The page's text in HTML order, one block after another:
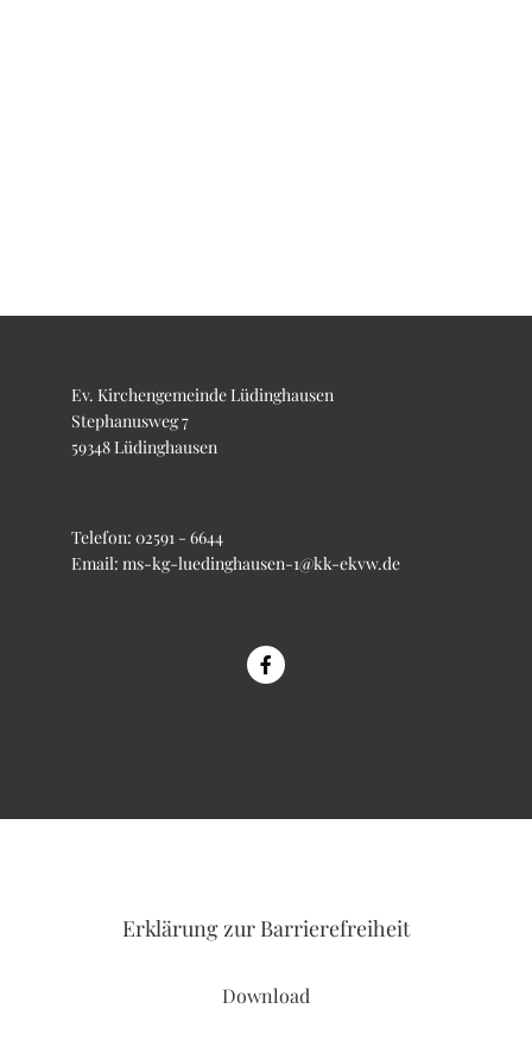
Ev. Kirchengemeinde Lüdinghausen
Stephanusweg 7
59348 Lüdinghausen
Telefon: 02591 - 6644
Email: ms-kg-luedinghausen-1@kk-ekvw.de
Erklärung zur Barrierefreiheit
Download